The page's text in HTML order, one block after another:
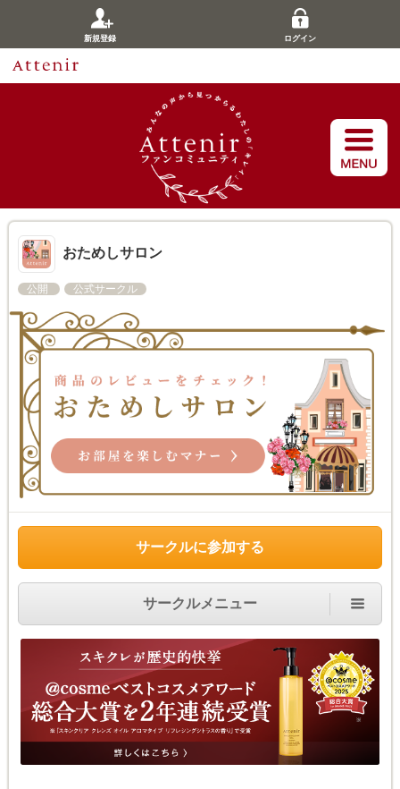
新規登録 ログイン
おためしサロン
公開 公式サークル
サークルに参加する
サークルメニュー